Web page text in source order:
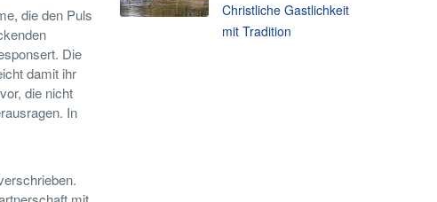
die den Puls
Die
damit ihr
die nicht
In
Christliche Gastlichkeit
mit Tradition